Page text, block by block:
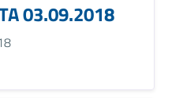
03.09.2018